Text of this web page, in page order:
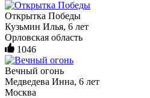
Открытка Победы
Кузьмин Илья, 6 лет
Орловская область
1046
Вечный огонь
Медведева Инна, 6 лет
Москва